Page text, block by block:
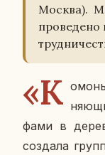
Москва).
про­ве­де­но
«К
фа­ми в
со­зда­ла